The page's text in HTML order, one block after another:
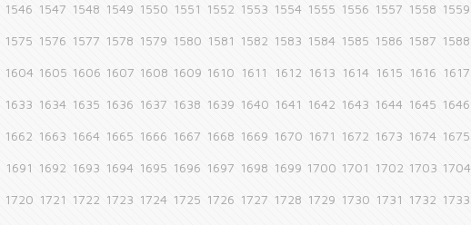
1546 1547 1548 1549 1550 1551 1552 1553 1554 1555 1556 1557 1558 1559
1575 1576 1577 1578 1579 1580 1581 1582 1583 1584 1585 1586 1587 1588
1604 1605 1606 1607 1608 1609 1610 1611 1612 1613 1614 1615 1616 1617
1633 1634 1635 1636 1637 1638 1639 1640 1641 1642 1643 1644 1645 1646
1662 1663 1664 1665 1666 1667 1668 1669 1670 1671 1672 1673 1674 1675
1691 1692 1693 1694 1695 1696 1697 1698 1699 1700 1701 1702 1703 1704
1720 1721 1722 1723 1724 1725 1726 1727 1728 1729 1730 1731 1732 1733